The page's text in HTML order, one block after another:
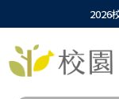
2026